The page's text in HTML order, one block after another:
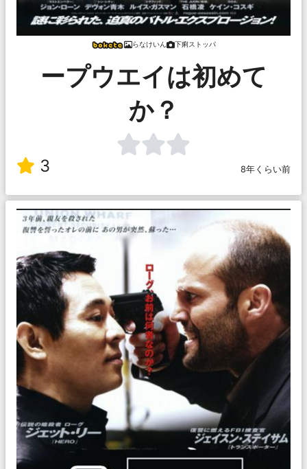
らなけいん 下痢ストッパ
ープウエイは初めて
か？
3 8年くらい前